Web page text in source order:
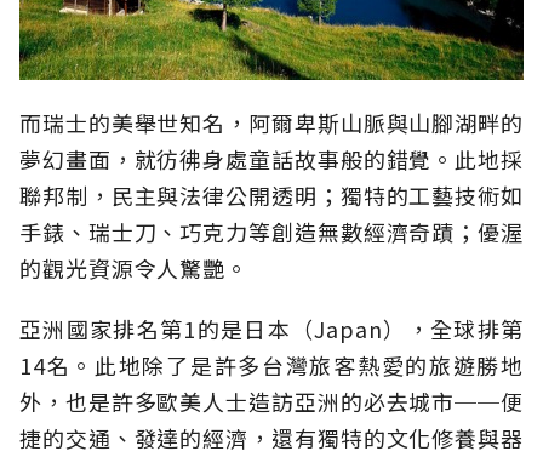
而瑞士的美舉世知名，阿爾卑斯山脈與山腳湖畔的
夢幻畫面，就彷彿身處童話故事般的錯覺。此地採
聯邦制，民主與法律公開透明；獨特的工藝技術如
手錶、瑞士刀、巧克力等創造無數經濟奇蹟；優渥
的觀光資源令人驚艷。
亞洲國家排名第1的是日本（Japan），全球排第
14名。此地除了是許多台灣旅客熱愛的旅遊勝地
外，也是許多歐美人士造訪亞洲的必去城市──便
捷的交通、發達的經濟，還有獨特的文化修養與器